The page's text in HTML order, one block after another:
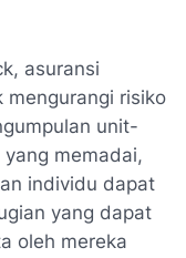
asuransi
mengurangi risiko
unit-
memadai,
individu dapat
yang dapat
oleh mereka